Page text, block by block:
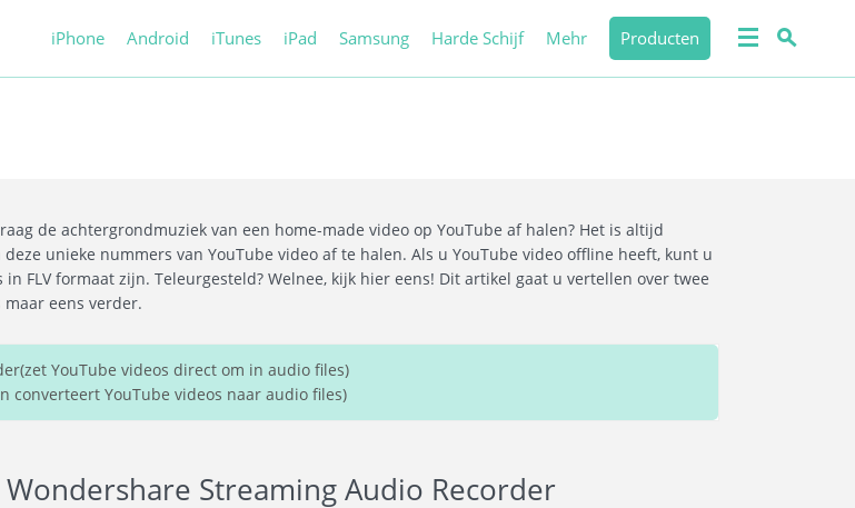
iPhone Android iTunes iPad Samsung Harde Schijf Mehr Producten
de achtergrondmuziek van een home-made video op YouTube af halen? Het is altijd
unieke nummers van YouTube video af te halen. Als u YouTube video offline heeft, kunt u
FLV formaat zijn. Teleurgesteld? Welnee, kijk hier eens! Dit artikel gaat u vertellen over twee
eens verder.
YouTube videos direct om in audio files)
converteert YouTube videos naar audio files)
Streaming Audio Recorder